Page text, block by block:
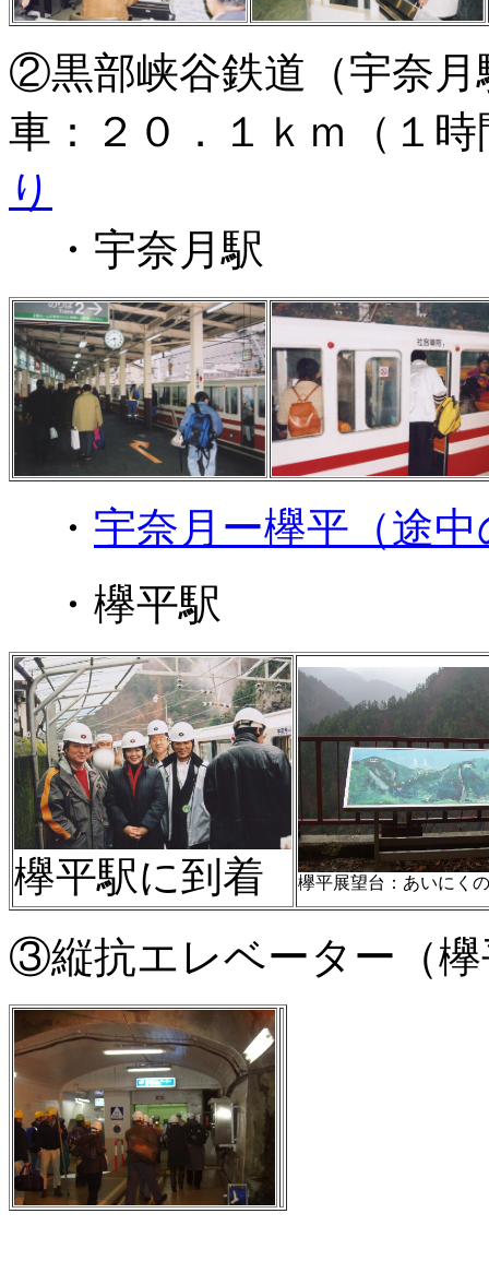
②黒部峡谷鉄道（宇奈
車：２０．１ｋｍ（１
り
・宇奈月駅
・ 宇奈月ー欅平（途
・欅平駅
欅平駅に到着 欅平展望台：あいにく
③縦抗エレベーター（欅